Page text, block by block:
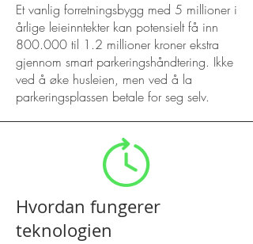
Et vanlig forretningsbygg med 5 millioner i
årlige leieinntekter kan potensielt få inn
800.000 til 1.2 millioner kroner ekstra
gjennom smart parkeringshåndtering. Ikke
ved å øke husleien, men ved å la
parkeringsplassen betale for seg selv.
Hvordan fungerer
teknologien